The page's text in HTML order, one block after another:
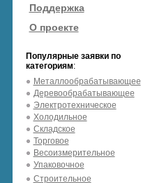
Поддержка
О проекте
Популярные заявки по
категориям:
Металлообрабатывающее
Деревообрабатывающее
Электротехническое
Холодильное
Складское
Торговое
Весоизмерительное
Упаковочное
Строительное